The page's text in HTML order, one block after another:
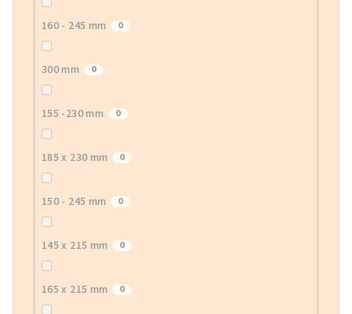
160 - 245 mm 0
300 mm 0
155 -230 mm 0
185 x 230 mm 0
150 - 245 mm 0
145 x 215 mm 0
165 x 215 mm 0